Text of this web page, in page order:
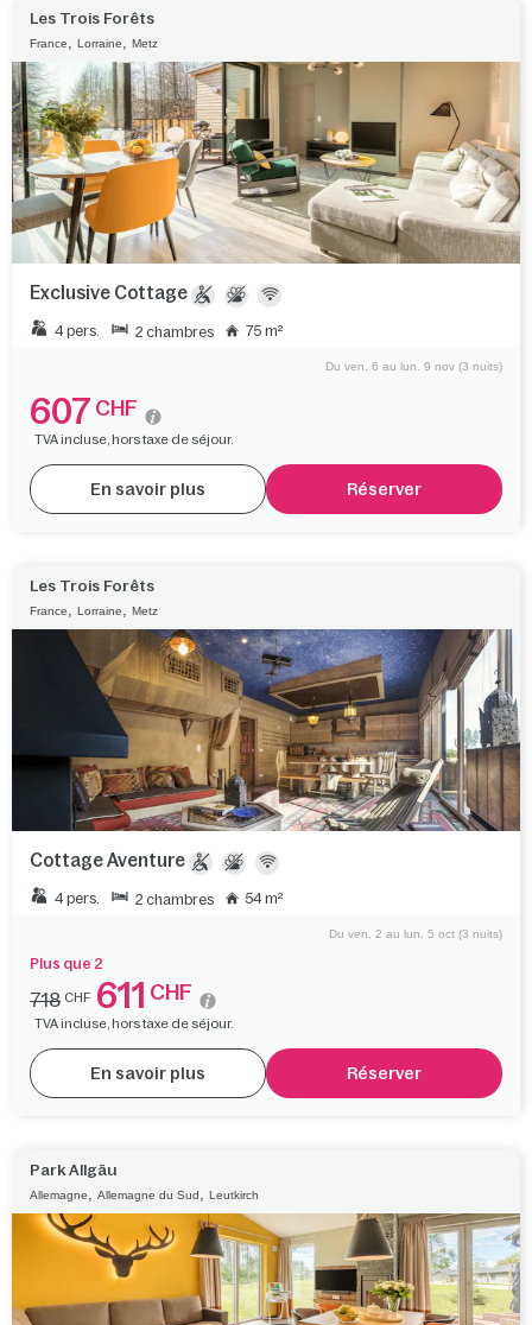
Les Trois Forêts
France, Lorraine, Metz
Exclusive Cottage
4 pers. 2 chambres 75 m²
Du ven. 6 au lun. 9 nov (3 nuits)
607 CHF
TVA incluse, hors taxe de séjour.
En savoir plus Réserver
Les Trois Forêts
France, Lorraine, Metz
Cottage Aventure
4 pers. 2 chambres 54 m²
Plus que 2
Du ven. 2 au lun. 5 oct (3 nuits)
718 CHF 611 CHF
TVA incluse, hors taxe de séjour.
En savoir plus Réserver
Park Allgäu
Allemagne, Allemagne du Sud, Leutkirch